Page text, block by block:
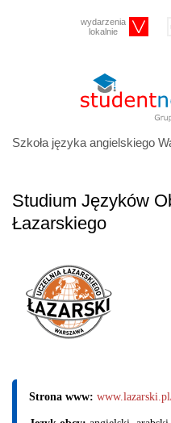
wydarzenia
lokalnie
Szkoła języka angielskiego
Studium Języków
Łazarskiego
Strona www: